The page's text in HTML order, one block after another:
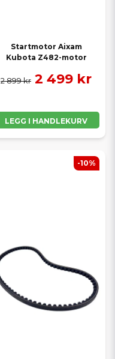
Startmotor Aixam
Kubota Z482-motor
2 899 kr 2 499 kr
LEGG I HANDLEKURV
-10%